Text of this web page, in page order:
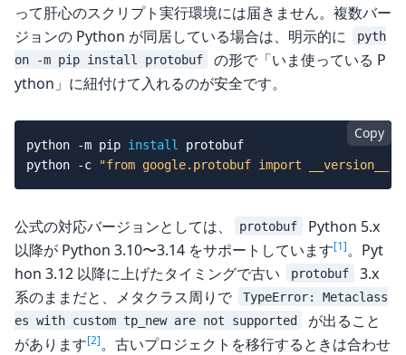
って肝心のスクリプト実行環境には届きません。複数バー
ジョンの Python が同居している場合は、明示的に
pyth
on -m pip install protobuf
の形で「いま使っている P
ython」に紐付けて入れるのが安全です。
Copy
python -m pip install
protobuf
python
-c "from google.protobuf import
公式の対応バージョンとしては、 protobuf
Python 5.x
以降が Python 3.10〜3.14 をサポートしています[1]。Pyt
hon 3.12 以降に上げたタイミングで古い
protobuf
3.x
系のままだと、メタクラス周りで
TypeError: Metaclass
es with custom tp_new are not supported
が出ること
があります[2]。古いプロジェクトを移行するときは合わせ